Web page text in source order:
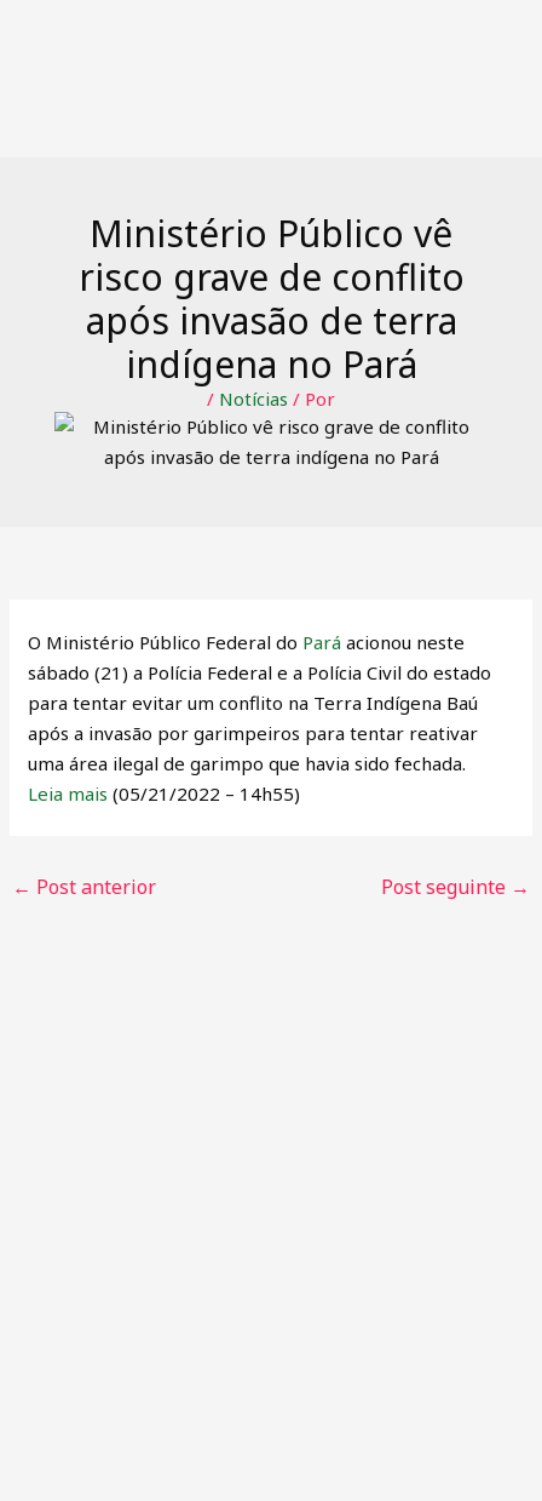
Ministério Público vê
risco grave de conflito
após invasão de terra
indígena no Pará
/ Notícias / Por
O Ministério Público Federal do Pará acionou neste
sábado (21) a Polícia Federal e a Polícia Civil do estado
para tentar evitar um conflito na Terra Indígena Baú
após a invasão por garimpeiros para tentar reativar
uma área ilegal de garimpo que havia sido fechada.
Leia mais (05/21/2022 – 14h55)
← Post anterior Post seguinte →